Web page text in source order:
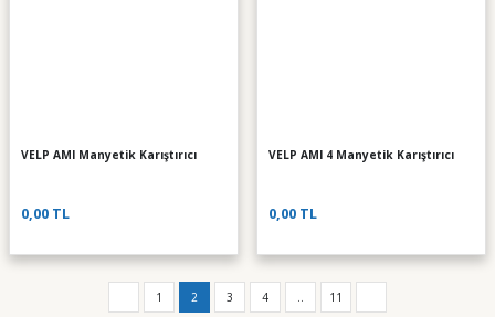
VELP AMI Manyetik Karıştırıcı
0,00 TL
VELP AMI 4 Manyetik Karıştırıcı
0,00 TL
1 2 3 4 11